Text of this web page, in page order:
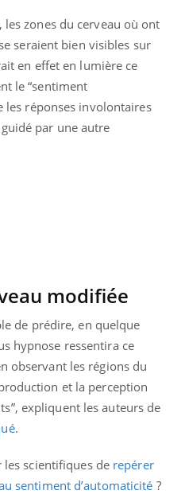
zones du cerveau où ont
seraient bien visibles sur
en effet en lumière ce
le “sentiment
les réponses involontaires
par une autre
modifiée
de prédire, en quelque
hypnose ressentira ce
observant les régions du
et la perception
expliquent les auteurs de
.
les scientifiques de repérer
sentiment d’automaticité ?